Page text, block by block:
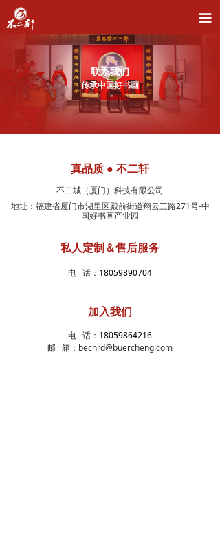
끀
首页
品牌介绍
主营业务
直播拍卖
名家推荐
联系我们
不二城（厦门）科技有限公司
地址： 福建省厦门市湖里区殿前街道翔云三路271号-中
国好书画产业园
私人定制＆售后服务
电 话： 18059890704
真品质 ● 不二轩
加入我们
电 话： 18059864216
邮 箱：bechrd@buercheng.com
联系我们
传承中国好书画